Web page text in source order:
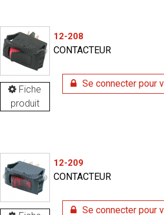
Fiche
produit
12-208
CONTACTEUR
Se connecter pour
12-209
CONTACTEUR
Se connecter pour